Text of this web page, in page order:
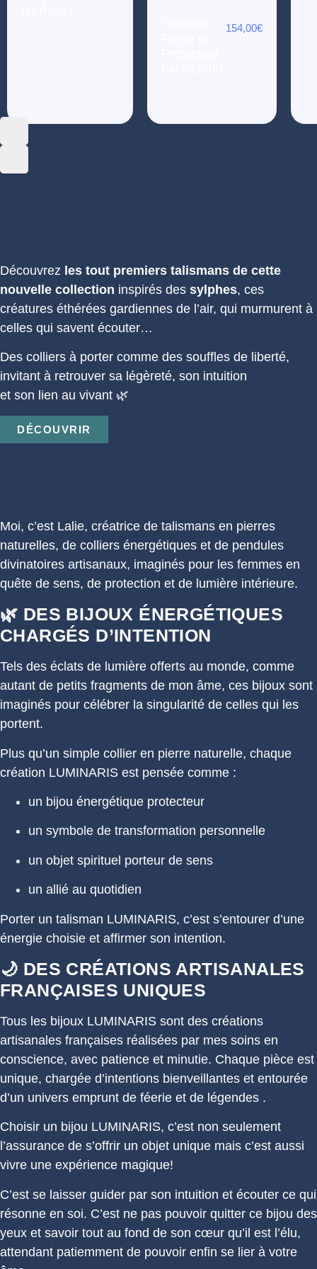
154,00€
Découvrez les tout premiers talismans de cette
nouvelle collection inspirés des sylphes, ces
créatures éthérées gardiennes de l’air, qui murmurent à
celles qui savent écouter…
Des colliers à porter comme des souffles de liberté,
invitant à retrouver sa légèreté, son intuition
et son lien au vivant 🌿
DÉCOUVRIR
Moi, c’est Lalie, créatrice de talismans en pierres
naturelles, de colliers énergétiques et de pendules
divinatoires artisanaux, imaginés pour les femmes en
quête de sens, de protection et de lumière intérieure.
🌿 DES BIJOUX ÉNERGÉTIQUES
CHARGÉS D’INTENTION
Tels des éclats de lumière offerts au monde, comme
autant de petits fragments de mon âme, ces bijoux sont
imaginés pour célébrer la singularité de celles qui les
portent.
Plus qu’un simple collier en pierre naturelle, chaque
création LUMINARIS est pensée comme :
un bijou énergétique protecteur
un symbole de transformation personnelle
un objet spirituel porteur de sens
un allié au quotidien
Porter un talisman LUMINARIS, c’est s’entourer d’une
énergie choisie et affirmer son intention.
🌙 DES CRÉATIONS ARTISANALES
FRANÇAISES UNIQUES
Tous les bijoux LUMINARIS sont des créations
artisanales françaises réalisées par mes soins en
conscience, avec patience et minutie. Chaque pièce est
unique, chargée d’intentions bienveillantes et entourée
d’un univers emprunt de féerie et de légendes .
Choisir un bijou LUMINARIS, c’est non seulement
l’assurance de s’offrir un objet unique mais c’est aussi
vivre une expérience magique!
C’est se laisser guider par son intuition et écouter ce qui
résonne en soi. C’est ne pas pouvoir quitter ce bijou des
yeux et savoir tout au fond de son cœur qu’il est l’élu,
attendant patiemment de pouvoir enfin se lier à votre